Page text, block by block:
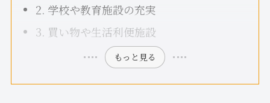
2. 学校や教育施設の充実
3. 買い物や生活利便施設
もっと見る